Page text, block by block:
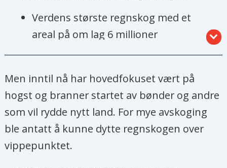
Verdens største regnskog med et
areal på om lag 6 millioner
Mesteparten av skogen ligger i
Brasil, men den strekker seg også
inn i Peru, Colombia, Bolivia,
Venezuela og flere andre land i Sør-
Amerika.
Men inntil nå har hovedfokuset vært på
hogst og branner startet av bønder og andre
som vil rydde nytt land. For mye avskoging
ble antatt å kunne dytte regnskogen over
vippepunktet.